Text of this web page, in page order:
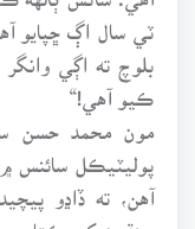
ٽي سال اڳ ڇپايو
بلوچ ته اڳي
ڪيو آهي!“
مون محمد حسن
پوليٽيڪل سائنس ۾
آهن، ته ڏاڍو
سنڌيءَ کي ڪتاب